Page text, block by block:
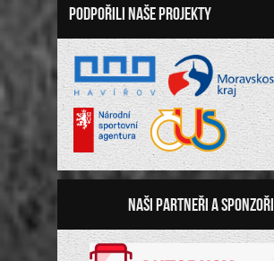
Podpořili naše projekty
Naši partneři a sponzoři